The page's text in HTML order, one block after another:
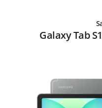
Galaxy Tab